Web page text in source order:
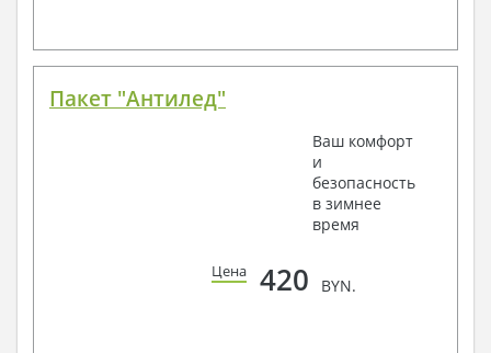
Пакет "Антилед"
Ваш комфорт
и
безопасность
в зимнее
время
Цена 420 BYN.